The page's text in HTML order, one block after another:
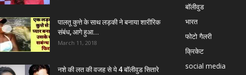
पालतू कुत्ते के साथ लड़की ने बनाया शारीरिक
संबंध, आगे हुआ...
March 11, 2018
नशे की लत की वजह से ये 4 बॉलीवुड सितारे
बॉलीवुड
भारत
फोटो गैलरी
क्रिकेट
social media